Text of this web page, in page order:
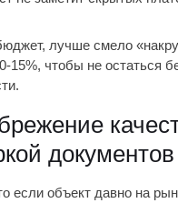
лучше смело
15%, чтобы не остаться
документов
если объект давно на